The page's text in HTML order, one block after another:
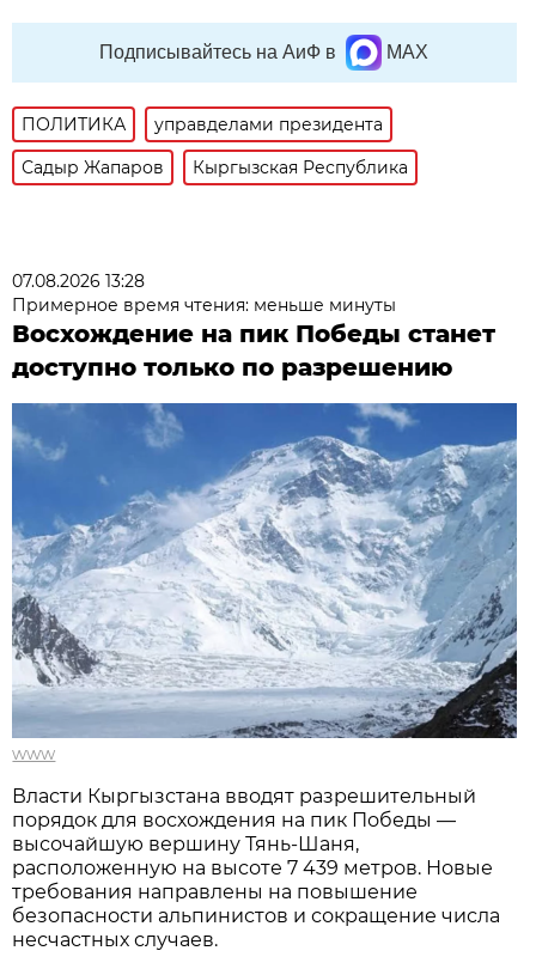
Подписывайтесь на АиФ в MAX
ПОЛИТИКА
управделами президента
Садыр Жапаров
Кыргызская Республика
07.08.2026 13:28
Примерное время чтения: меньше минуты
Восхождение на пик Победы станет
доступно только по разрешению
www
Власти Кыргызстана вводят разрешительный
порядок для восхождения на пик Победы —
высочайшую вершину Тянь-Шаня,
расположенную на высоте 7 439 метров. Новые
требования направлены на повышение
безопасности альпинистов и сокращение числа
несчастных случаев.